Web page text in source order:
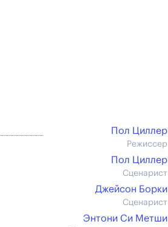
Пол Циллер
Режиссер
Пол Циллер
Сценарист
Джейсон Борки
Сценарист
Энтони Си Метши